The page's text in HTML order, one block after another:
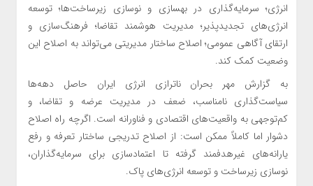
انرژی؛ سرمایه‌گذاری در بهسازی و نوسازی زیرساخت‌ها؛ توسعه
انرژی‌های تجدیدپذیر؛ مدیریت هوشمند تقاضا؛ فرهنگ‌سازی و
ارتقای آگاهی عمومی؛ اصلاح ساختار مدیریتی می‌تواند به اصلاح این
وضعیت کمک کند.
به گزارش مهر بحران ناترازی انرژی ایران حاصل دهه‌ها
سیاست‌گذاری نامناسب، ضعف در مدیریت عرضه و تقاضا، و
کم‌توجهی به واقعیت‌های اقتصادی و فناورانه است. اگرچه راه اصلاح
دشوار اما کاملاً ممکن است: از اصلاح تدریجی ساختار تعرفه و رفع
یارانه‌های غیرهدفمند گرفته تا اعتمادسازی برای سرمایه‌گذاران،
نوسازی زیرساخت و توسعه انرژی‌های پاک.